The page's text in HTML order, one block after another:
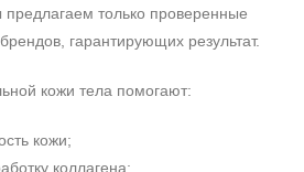
только проверенные
гарантирующих результат.
кожи тела помогают:
кожи;
коллагена;